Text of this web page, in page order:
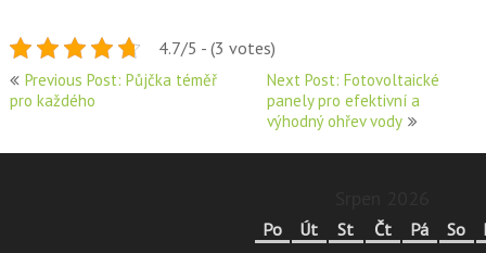
4.7/5 - (3 votes)
Navigace
pro
příspěvek
Previous Post: Půjčka téměř
pro každého
Next Post: Fotovoltaické
panely pro efektivní a
výhodný ohřev vody
Po Út St Čt Pá So